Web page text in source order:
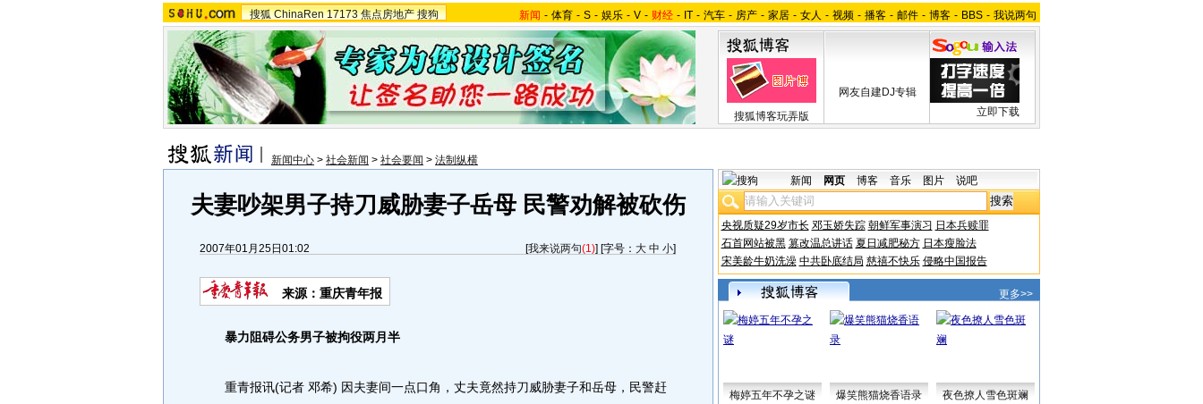
搜狐 ChinaRen 17173 焦点房地产 搜狗 新闻 - 体育 - S - 娱乐 - V - 财经 - IT - 汽车 - 房产 - 家居 - 女人 - 视频 - 播客 - 邮件 - 博客 - BBS - 我说两句
搜狐博客玩弄版
网友自建DJ专辑
立即下载
新闻中心 > 社会新闻 > 社会要闻 > 法制纵横
夫妻吵架男子持刀威胁妻子岳母 民警劝解被砍伤
2007年01月25日01:02 [我来说两句(1)] [字号： 大 中 小]
来源：重庆青年报
暴力阻碍公务男子被拘役两月半
重青报讯(记者 邓希) 因夫妻间一点口角，丈夫竟然持刀威胁妻子和岳母，民警赶
新闻 网页 博客 音乐 图片 说吧
央视质疑29岁市长 邓玉娇失踪 朝鲜军事演习 日本兵赎罪
石首网站被黑 篡改温总讲话 夏日减肥秘方 日本瘦脸法
宋美龄牛奶洗澡 中共卧底结局 慈禧不快乐 侵略中国报告
更多>>
梅婷五年不孕之谜 爆笑熊猫烧香语录 夜色撩人雪色斑斓